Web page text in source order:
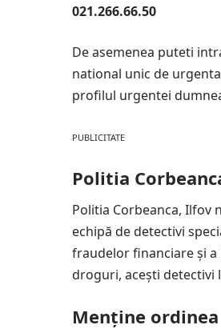
021.266.66.50
De asemenea puteti
national unic de urgenta
profilul urgentei
PUBLICITATE
Politia
Politia Corbeanca, Ilfov
echipă de detectivi
fraudelor financiare și
droguri, acești detectivi
Menține